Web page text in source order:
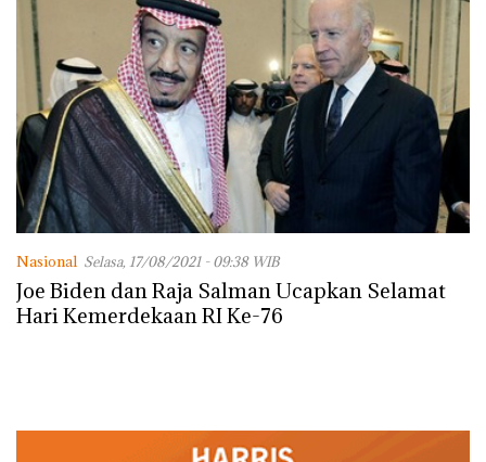
Nasional Selasa, 17/08/2021 - 09:38 WIB
Joe Biden dan Raja Salman Ucapkan Selamat
Hari Kemerdekaan RI Ke-76